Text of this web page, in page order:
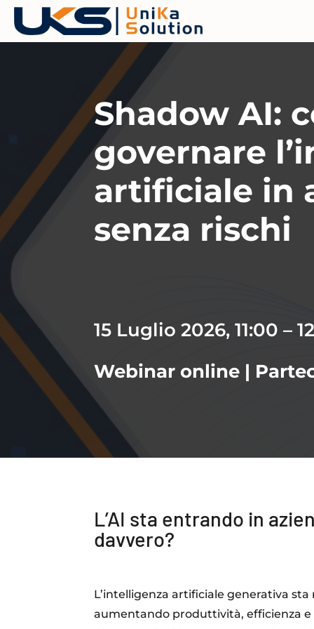
Shadow AI:
governare
artificiale in
senza rischi
15 Luglio 2026, 11:00 –
Webinar online |
L’AI sta entrando in
davvero?
L’intelligenza artificiale generativa
aumentando produttività, efficienza